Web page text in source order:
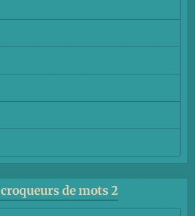
de mots 2